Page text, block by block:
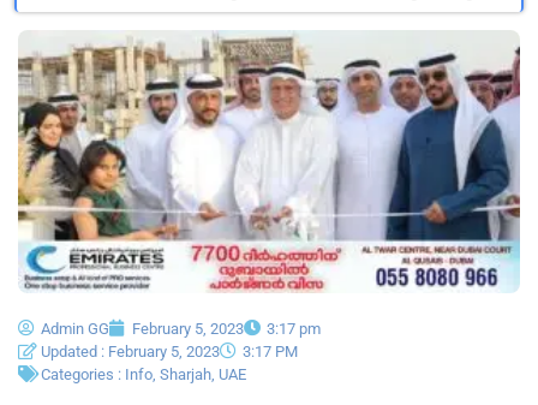
Admin GG February 5, 2023
3:17 pm
Updated : February 5, 2023
3:17 PM
Categories : Info Sharjah UAE